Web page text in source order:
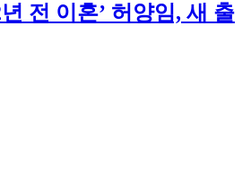
전 이혼’ 허양임, 새 출